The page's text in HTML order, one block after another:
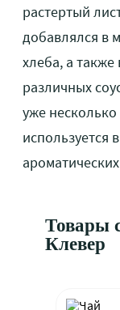
растертый
добавлялся в
хлеба, а
различных
уже
используется
Товары
Клевер